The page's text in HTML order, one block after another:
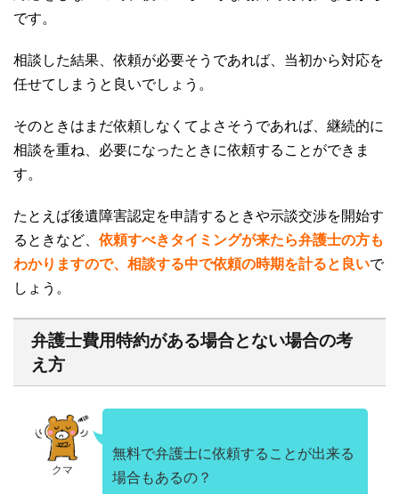
です。
相談した結果、依頼が必要そうであれば、当初から対応を
任せてしまうと良いでしょう。
そのときはまだ依頼しなくてよさそうであれば、継続的に
相談を重ね、必要になったときに依頼することができま
す。
たとえば後遺障害認定を申請するときや示談交渉を開始す
るときなど、 依頼すべきタイミングが来たら弁護士の方も
わかりますので、相談する中で依頼の時期を計ると良いで
しょう。
弁護士費用特約がある場合とない場合の考
え方
クマ
無料で弁護士に依頼することが出来る
場合もあるの？